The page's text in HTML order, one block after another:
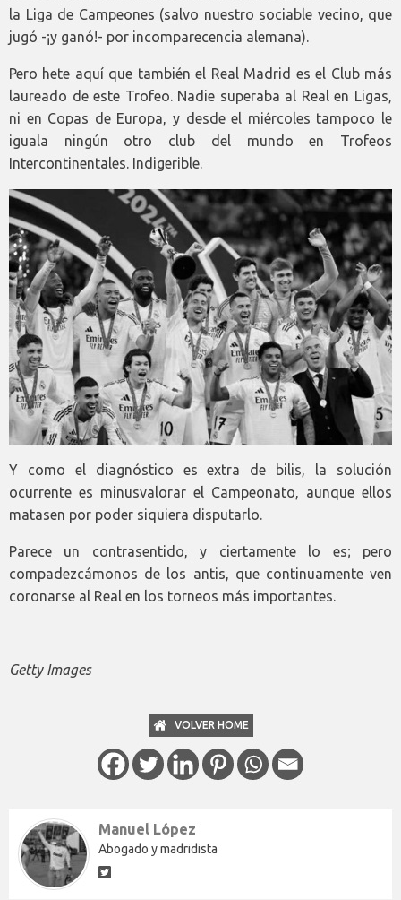
la Liga de Campeones (salvo nuestro sociable vecino, que
jugó -¡y ganó!- por incomparecencia alemana).
Pero hete aquí que también el Real Madrid es el Club más
laureado de este Trofeo. Nadie superaba al Real en Ligas,
ni en Copas de Europa, y desde el miércoles tampoco le
iguala ningún otro club del mundo en Trofeos
Intercontinentales. Indigerible.
Y como el diagnóstico es extra de bilis, la solución
ocurrente es minusvalorar el Campeonato, aunque ellos
matasen por poder siquiera disputarlo.
Parece un contrasentido, y ciertamente lo es; pero
compadezcámonos de los antis, que continuamente ven
coronarse al Real en los torneos más importantes.
Getty Images
VOLVER HOME
Manuel López
Abogado y madridista